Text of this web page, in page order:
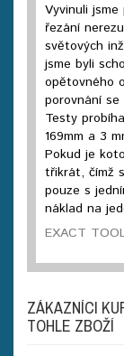
Vyvinuli
řezání
světových
jsme byli
opětovného
porovnání
Testy
169mm a 3
Pokud je
třikrát, čímž
pouze s
náklad na
EXACT
ZÁKAZNÍCI
TOHLE ZBOŽÍ